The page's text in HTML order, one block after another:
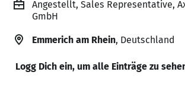
Angestellt, Sales Representative,
GmbH
Emmerich am Rhein, Deutschland
Logg Dich ein, um alle Einträge zu